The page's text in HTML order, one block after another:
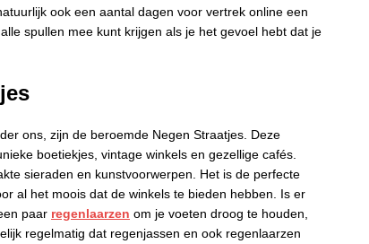
ook een aantal dagen voor vertrek online een
spullen mee kunt krijgen als je het gevoel hebt dat je
ons, zijn de beroemde Negen Straatjes. Deze
boetiekjes, vintage winkels en gezellige cafés.
sieraden en kunstvoorwerpen. Het is de perfecte
al het moois dat de winkels te bieden hebben. Is er
paar regenlaarzen om je voeten droog te houden,
regelmatig dat regenjassen en ook regenlaarzen